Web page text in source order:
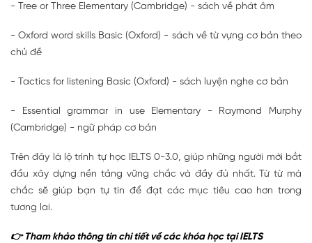
- Tree or Three Elementary (Cambridge) - sách về phát âm
- Oxford word skills Basic (Oxford) - sách về từ vựng cơ bản theo
chủ đề
- Tactics for listening Basic (Oxford) - sách luyện nghe cơ bản
- Essential grammar in use Elementary - Raymond Murphy
(Cambridge) - ngữ pháp cơ bản
Trên đây là lộ trình tự học IELTS 0-3.0, giúp những người mới bắt
đầu xây dựng nền tảng vững chắc và đầy đủ nhất. Từ từ mà
chắc sẽ giúp bạn tự tin để đạt các mục tiêu cao hơn trong
tương lai.
👉 Tham khảo thông tin chi tiết về các khóa học tại IELTS